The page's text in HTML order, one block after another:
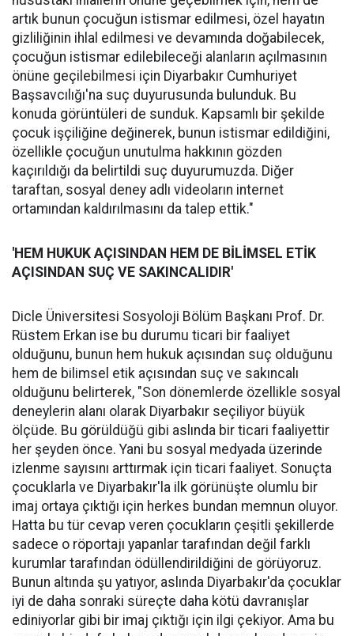
artık bunun çocuğun istismar edilmesi, özel hayatın
gizliliğinin ihlal edilmesi ve devamında doğabilecek,
çocuğun istismar edilebileceği alanların açılmasının
önüne geçilebilmesi için Diyarbakır Cumhuriyet
Başsavcılığı'na suç duyurusunda bulunduk. Bu
konuda görüntüleri de sunduk. Kapsamlı bir şekilde
çocuk işçiliğine değinerek, bunun istismar edildiğini,
özellikle çocuğun unutulma hakkının gözden
kaçırıldığı da belirtildi suç duyurumuzda. Diğer
taraftan, sosyal deney adlı videoların internet
ortamından kaldırılmasını da talep ettik."
'HEM HUKUK AÇISINDAN HEM DE BİLİMSEL ETİK
AÇISINDAN SUÇ VE SAKINCALIDIR'
Dicle Üniversitesi Sosyoloji Bölüm Başkanı Prof. Dr.
Rüstem Erkan ise bu durumu ticari bir faaliyet
olduğunu, bunun hem hukuk açısından suç olduğunu
hem de bilimsel etik açısından suç ve sakıncalı
olduğunu belirterek, "Son dönemlerde özellikle sosyal
deneylerin alanı olarak Diyarbakır seçiliyor büyük
ölçüde. Bu görüldüğü gibi aslında bir ticari faaliyettir
her şeyden önce. Yani bu sosyal medyada üzerinde
izlenme sayısını arttırmak için ticari faaliyet. Sonuçta
çocuklarla ve Diyarbakır'la ilk görünüşte olumlu bir
imaj ortaya çıktığı için herkes bundan memnun oluyor.
Hatta bu tür cevap veren çocukların çeşitli şekillerde
sadece o röportajı yapanlar tarafından değil farklı
kurumlar tarafından ödüllendirildiğini de görüyoruz.
Bunun altında şu yatıyor, aslında Diyarbakır'da çocuklar
iyi de daha sonraki süreçte daha kötü davranışlar
ediniyorlar gibi bir imaj çıktığı için ilgi çekiyor. Ama bu